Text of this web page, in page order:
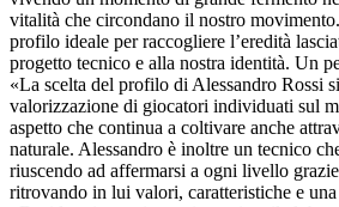
vitalità che circondano il nostro
profilo ideale per raccogliere l’eredità
progetto tecnico e alla nostra identità. Un
«La scelta del profilo di Alessandro Rossi
valorizzazione di giocatori individuati sul
aspetto che continua a coltivare anche
naturale. Alessandro è inoltre un tecnico
riuscendo ad affermarsi a ogni livello
ritrovando in lui valori, caratteristiche e